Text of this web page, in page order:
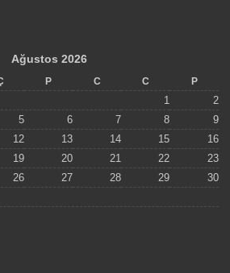
Ağustos 2026
P C C P
1
2
5 6 7 8
9
12 13 14 15
16
19 20 21 22
23
26 27 28 29
30